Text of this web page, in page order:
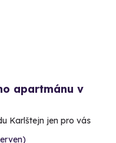
apartmánu v
Karlštejn jen pro vás